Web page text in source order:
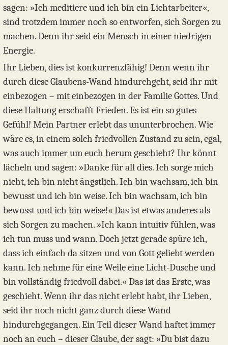
sagen: »Ich meditiere und ich bin ein Lichtarbeiter«,
sind trotzdem immer noch so entworfen, sich Sorgen zu
machen. Denn ihr seid ein Mensch in einer niedrigen
Energie.
Ihr Lieben, dies ist konkurrenzfähig! Denn wenn ihr
durch diese Glaubens-Wand hindurchgeht, seid ihr mit
einbezogen – mit einbezogen in der Familie Gottes. Und
diese Haltung erschafft Frieden. Es ist ein so gutes
Gefühl! Mein Partner erlebt das ununterbrochen. Wie
wäre es, in einem solch friedvollen Zustand zu sein, egal,
was auch immer um euch herum geschieht? Ihr könnt
lächeln und sagen: »Danke für all dies. Ich sorge mich
nicht, ich bin nicht ängstlich. Ich bin wachsam, ich bin
bewusst und ich bin weise. Ich bin wachsam, ich bin
bewusst und ich bin weise!« Das ist etwas anderes als
sich Sorgen zu machen. »Ich kann intuitiv fühlen, was
ich tun muss und wann. Doch jetzt gerade spüre ich,
dass ich einfach da sitzen und von Gott geliebt werden
kann. Ich nehme für eine Weile eine Licht-Dusche und
bin vollständig friedvoll dabei.« Das ist das Erste, was
geschieht. Wenn ihr das nicht erlebt habt, ihr Lieben,
seid ihr noch nicht ganz durch diese Wand
hindurchgegangen. Ein Teil dieser Wand haftet immer
noch an euch – dieser Glaube, der sagt: »Du bist dazu